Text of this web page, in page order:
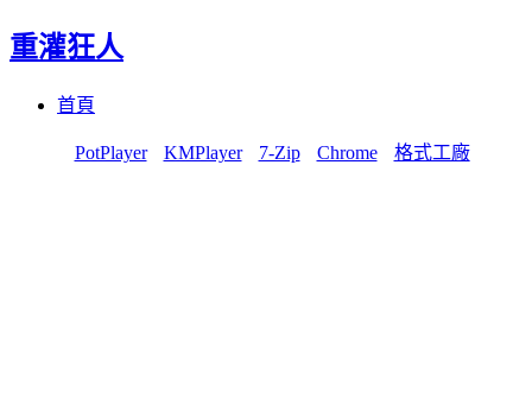
重灌狂人
首頁
PotPlayer KMPlayer 7-Zip Chrome 格式工廠